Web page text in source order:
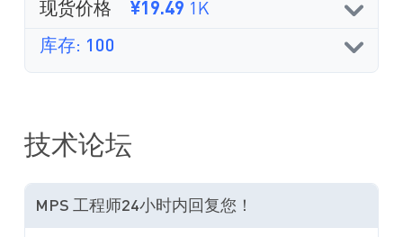
现货价格 ¥19.49 1K
库存: 100
技术论坛
MPS 工程师24小时内回复您！